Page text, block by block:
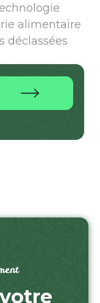
alimentaire
déclassées